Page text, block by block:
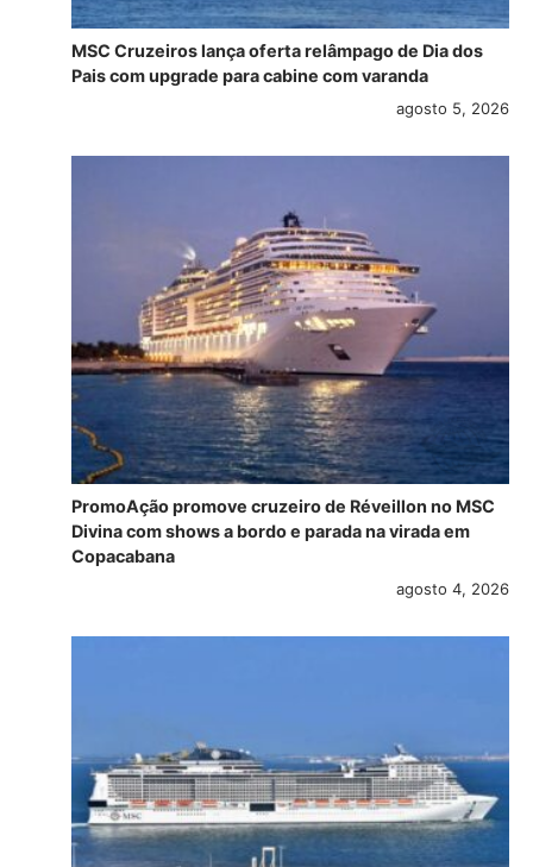
MSC Cruzeiros lança oferta relâmpago de Dia dos
Pais com upgrade para cabine com varanda
agosto 5, 2026
PromoAção promove cruzeiro de Réveillon no MSC
Divina com shows a bordo e parada na virada em
Copacabana
agosto 4, 2026